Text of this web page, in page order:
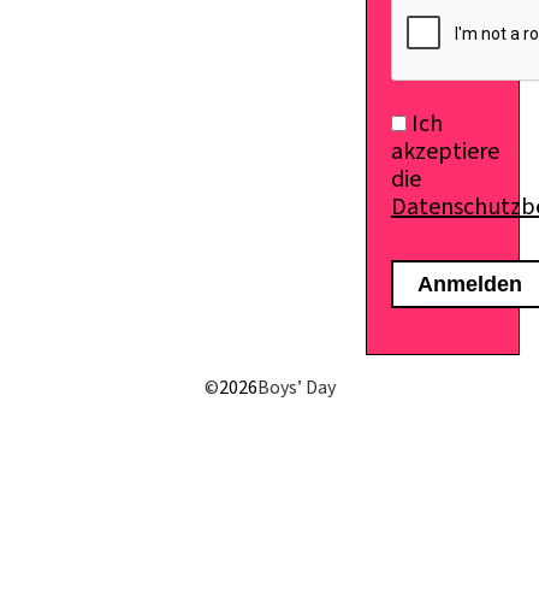
Ich
akzeptiere
die
©2026Boys’ Day